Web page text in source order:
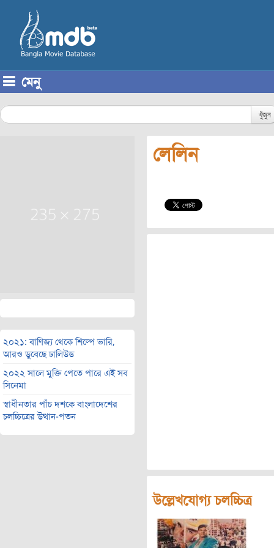
মেনু
খুঁজুন
২০২১: বাণিজ্য থেকে শিল্পে ভারি,
আরও ডুবেছে ঢালিউড
২০২২ সালে মুক্তি পেতে পারে এই সব
সিনেমা
স্বাধীনতার পাঁচ দশকে বাংলাদেশের
চলচ্চিত্রের উত্থান-পতন
লেলিন
উল্লেখযোগ্য চলচ্চিত্র